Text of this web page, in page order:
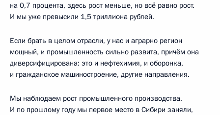
на 0,7 процента, здесь рост меньше, но всё равно рост.
И мы уже превысили 1,5 триллиона рублей.
Если брать в целом отрасли, у нас и аграрно регион
мощный, и промышленность сильно развита, причём она
диверсифицирована: это и нефтехимия, и оборонка,
и гражданское машиностроение, другие направления.
Мы наблюдаем рост промышленного производства.
И по прошлому году мы первое место в Сибири заняли,